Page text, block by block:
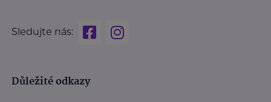
Sledujte nás:
Důležité odkazy